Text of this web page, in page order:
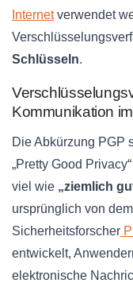
Internetverwendet
Schlüsseln.
Kommunikation
Die Abkürzung PGP
„Pretty Good
viel wie „ziemlich
ursprünglich von
Sicherheitsforscher
entwickelt,
elektronische